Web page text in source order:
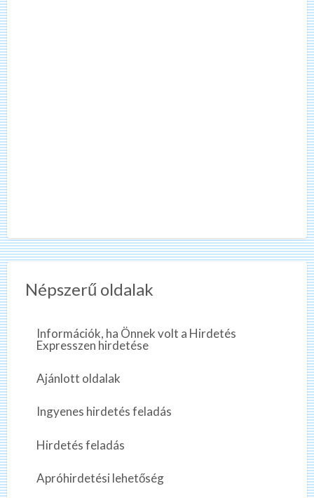
Népszerű oldalak
Információk, ha Önnek volt a Hirdetés
Expresszen hirdetése
Ajánlott oldalak
Ingyenes hirdetés feladás
Hirdetés feladás
Apróhirdetési lehetőség